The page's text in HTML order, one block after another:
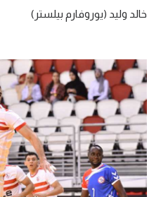
خالد وليد (يوروفارم بيلستر)